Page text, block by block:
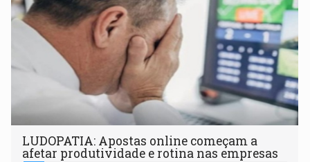
LUDOPATIA: Apostas online começam a
afetar produtividade e rotina nas empresas